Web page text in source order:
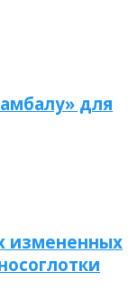
для
измененных